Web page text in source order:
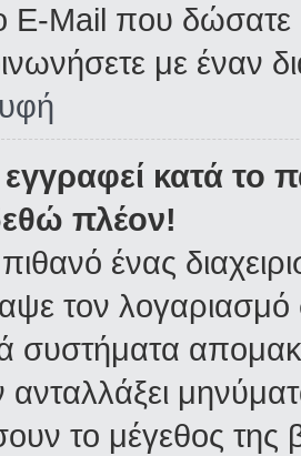
E-Mail που
με έναν
κατά το
πλέον!
πιθανό ένας
τον
συστήματα
ανταλλάξει
το μέγεθος